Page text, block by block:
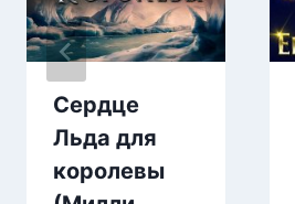
Сердце
Льда для
королевы